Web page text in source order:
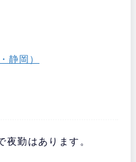
静岡）
夜勤はあります。